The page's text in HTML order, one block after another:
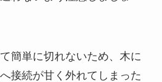
簡単に切れないため、木に
接続が甘く外れてしまった